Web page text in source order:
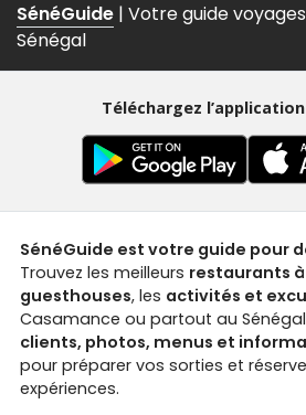
SénéGuide | Votre guide
Sénégal
Téléchargez
SénéGuide est votre guide pour
Trouvez les meilleurs restaurants
guesthouses, les activités et
Casamance ou partout au
clients, photos, menus et
pour préparer vos sorties et
expériences.